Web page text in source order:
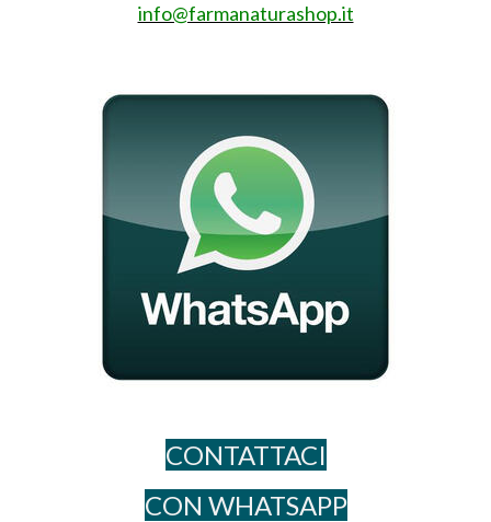
info@farmanaturashop.it
CONTATTACI
CON WHATSAPP